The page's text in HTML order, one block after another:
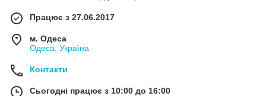
Працює з 27.06.2017
м. Одеса
Одеса, Україна
Контакти
Сьогодні працює з 10:00 до 16:00